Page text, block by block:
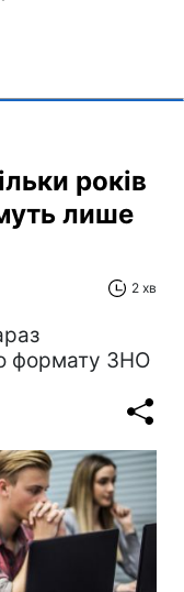
років
лише
2 хв
формату ЗНО